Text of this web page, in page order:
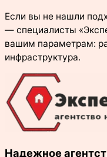
Если вы не нашли
— специалисты
вашим параметрам:
инфраструктура.
Надежное